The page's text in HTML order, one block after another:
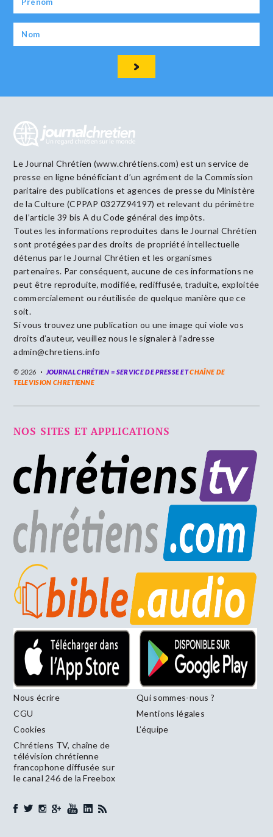
Le Journal Chrétien (www.chrétiens.com) est un service de
presse en ligne bénéficiant d’un agrément de la Commission
paritaire des publications et agences de presse du Ministère
de la Culture (CPPAP 0327Z94197) et relevant du périmètre
de l’article 39 bis A du Code général des impôts.
Toutes les informations reproduites dans le Journal Chrétien
sont protégées par des droits de propriété intellectuelle
détenus par le Journal Chrétien et les organismes
partenaires. Par conséquent, aucune de ces informations ne
peut être reproduite, modifiée, rediffusée, traduite, exploitée
commercialement ou réutilisée de quelque manière que ce
soit.
Si vous trouvez une publication ou une image qui viole vos
droits d’auteur, veuillez nous le signaler à l’adresse
admin@chretiens.info
© 2026 JOURNAL CHRÉTIEN = SERVICE DE PRESSE ETCHAÎNE DE
TELEVISION CHRETIENNE
NOS SITES ET APPLICATIONS
Nous écrire
Qui sommes-nous ?
CGU
Mentions légales
Cookies
L’équipe
Chrétiens TV, chaîne de
télévision chrétienne
francophone diffusée sur
le canal 246 de la Freebox